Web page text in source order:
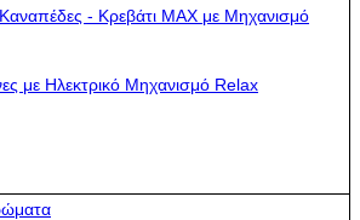
Καναπέδες - Κρεβάτι MAX με Μηχανισμό
με Ηλεκτρικό Μηχανισμό Relax